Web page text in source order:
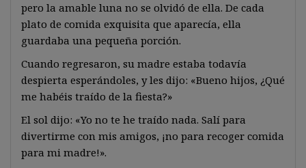
pero la amable luna no se olvidó de ella. De cada
plato de comida exquisita que aparecía, ella
guardaba una pequeña porción.
Cuando regresaron, su madre estaba todavía
despierta esperándoles, y les dijo: «Bueno hijos, ¿Qué
me habéis traído de la fiesta?»
El sol dijo: «Yo no te he traído nada. Salí para
divertirme con mis amigos, ¡no para recoger comida
para mi madre!».